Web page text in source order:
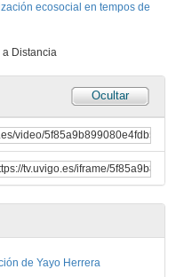
ecosocial en tempos de
Distancia
Ocultar
de Yayo Herrera